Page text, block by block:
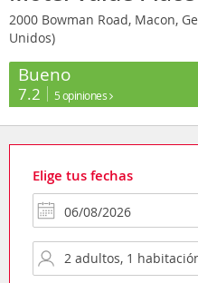
2000 Bowman Road, Macon,
Unidos)
Bueno
7.2 5 opiniones
Elige tus fechas